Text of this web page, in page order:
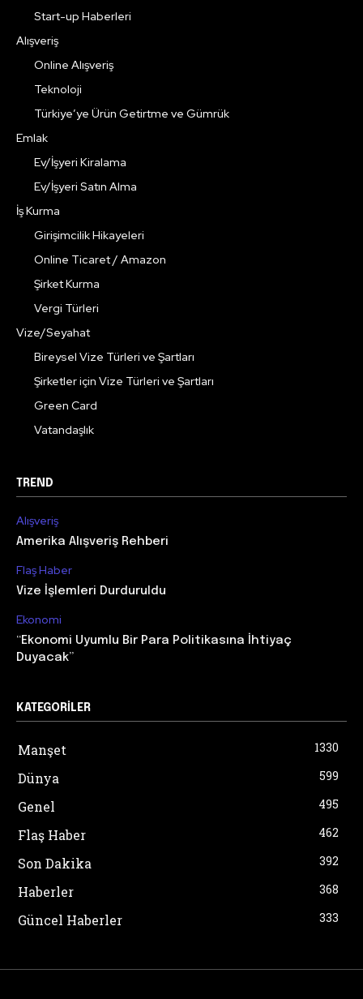
Start-up Haberleri
Alışveriş
Online Alışveriş
Teknoloji
Türkiye’ye Ürün Getirtme ve Gümrük
Emlak
Ev/İşyeri Kiralama
Ev/İşyeri Satın Alma
İş Kurma
Girişimcilik Hikayeleri
Online Ticaret / Amazon
Şirket Kurma
Vergi Türleri
Vize/Seyahat
Bireysel Vize Türleri ve Şartları
Şirketler için Vize Türleri ve Şartları
Green Card
Vatandaşlık
TREND
Alışveriş
Amerika Alışveriş Rehberi
Flaş Haber
Vize İşlemleri Durduruldu
Ekonomi
“Ekonomi Uyumlu Bir Para Politikasına İhtiyaç
Duyacak”
KATEGORILER
Manşet 1330
Dünya 599
Genel 495
Flaş Haber 462
Son Dakika 392
Haberler 368
Güncel Haberler 333